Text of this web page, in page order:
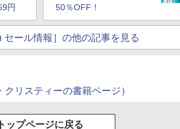
円
50％OFF！
セール情報］の他の記事を見る
リスティーの書籍ページ）
トップページに戻る